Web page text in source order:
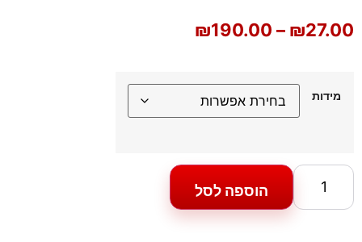
₪27.00
–
₪190.00
מידות
הוספה לסל